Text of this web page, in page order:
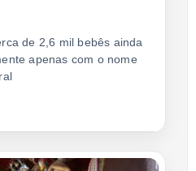
de 2,6 mil bebês ainda
apenas com o nome